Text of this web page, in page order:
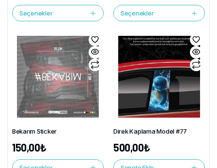
Seçenekler Seçenekler
Bekarım Sticker
150,00₺
Direk Kaplama Model #77
500,00₺